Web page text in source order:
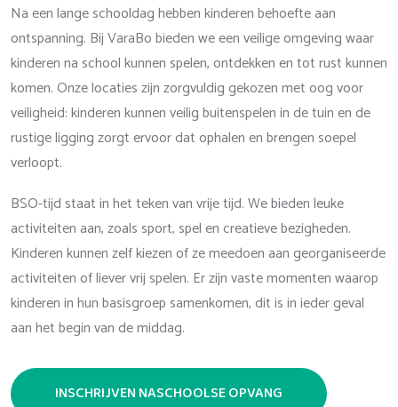
Na een lange schooldag hebben kinderen behoefte aan
ontspanning. Bij VaraBo bieden we een veilige omgeving waar
kinderen na school kunnen spelen, ontdekken en tot rust kunnen
komen. Onze locaties zijn zorgvuldig gekozen met oog voor
veiligheid: kinderen kunnen veilig buitenspelen in de tuin en de
rustige ligging zorgt ervoor dat ophalen en brengen soepel
verloopt.
BSO-tijd staat in het teken van vrije tijd. We bieden leuke
activiteiten aan, zoals sport, spel en creatieve bezigheden.
Kinderen kunnen zelf kiezen of ze meedoen aan georganiseerde
activiteiten of liever vrij spelen. Er zijn vaste momenten waarop
kinderen in hun basisgroep samenkomen, dit is in ieder geval
aan het begin van de middag.
INSCHRIJVEN NASCHOOLSE OPVANG